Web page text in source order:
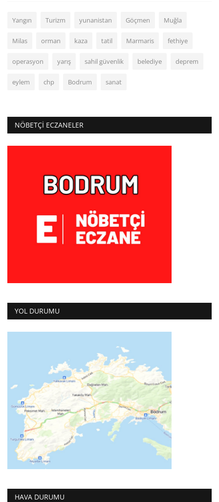
Yangın Turizm yunanistan Göçmen Muğla
Milas orman kaza tatil Marmaris fethiye
operasyon yarış sahil güvenlik belediye deprem
eylem chp Bodrum sanat
NÖBETÇI ECZANELER
YOL DURUMU
HAVA DURUMU